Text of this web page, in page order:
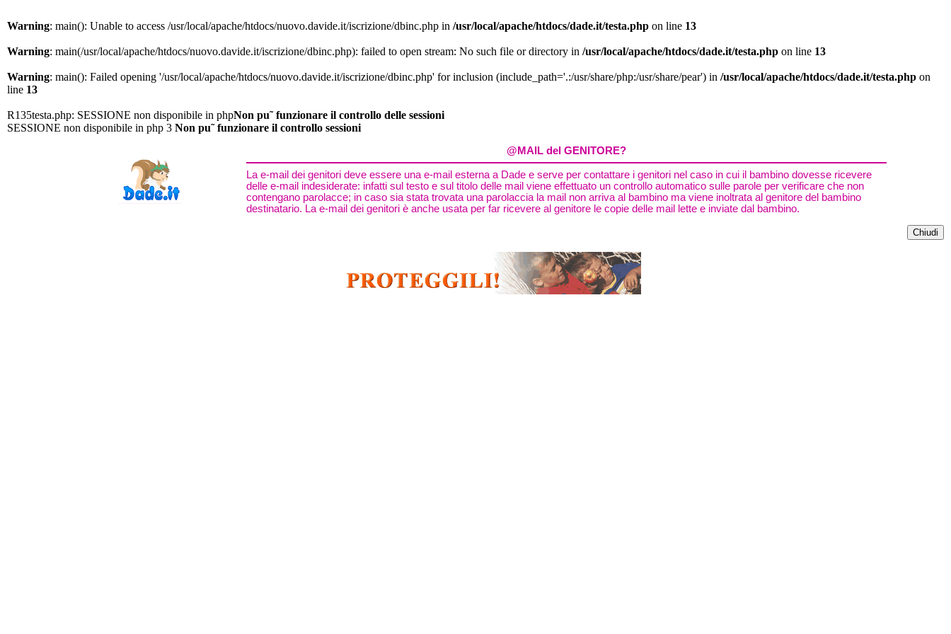
Warning: main(): Unable to access /usr/local/apache/htdocs/nuovo.davide.it/iscrizione/dbinc.php in /usr/local/apache/htdocs/dade.it/testa.php on line 13
Warning: main(/usr/local/apache/htdocs/nuovo.davide.it/iscrizione/dbinc.php): failed to open stream: No such file or directory in /usr/local/apache/htdocs/dade.it/testa.php on line 13
Warning: main(): Failed opening '/usr/local/apache/htdocs/nuovo.davide.it/iscrizione/dbinc.php' for inclusion (include_path='.:/usr/share/php:/usr/share/pear') in /usr/local/apache/htdocs/dade.it/testa.php on
line 13
R135testa.php: SESSIONE non disponibile in phpNon pu˜ funzionare il controllo delle sessioni
SESSIONE non disponibile in php 3 Non pu˜ funzionare il controllo sessioni
@MAIL del GENITORE?
La e-mail dei genitori deve essere una e-mail esterna a Dade e serve per contattare i genitori nel caso in cui il bambino dovesse ricevere
delle e-mail indesiderate: infatti sul testo e sul titolo delle mail viene effettuato un controllo automatico sulle parole per verificare che non
contengano parolacce; in caso sia stata trovata una parolaccia la mail non arriva al bambino ma viene inoltrata al genitore del bambino
destinatario. La e-mail dei genitori è anche usata per far ricevere al genitore le copie delle mail lette e inviate dal bambino.